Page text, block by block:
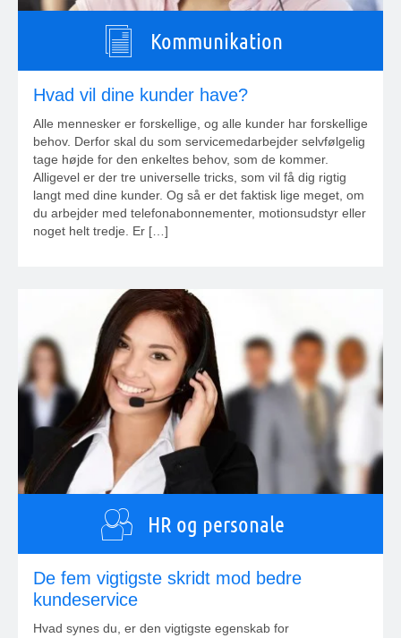
Kommunikation
Hvad vil dine kunder have?
Alle mennesker er forskellige, og alle kunder har forskellige
behov. Derfor skal du som servicemedarbejder selvfølgelig
tage højde for den enkeltes behov, som de kommer.
Alligevel er der tre universelle tricks, som vil få dig rigtig
langt med dine kunder. Og så er det faktisk lige meget, om
du arbejder med telefonabonnementer, motionsudstyr eller
noget helt tredje. Er […]
HR og personale
De fem vigtigste skridt mod bedre
kundeservice
Hvad synes du, er den vigtigste egenskab for